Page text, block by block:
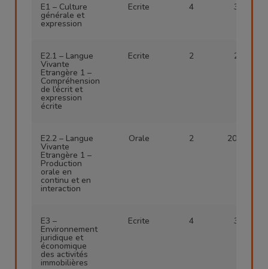
E1 – Culture
générale et
expression
Ecrite 4 3 h
E2.1 – Langue
Vivante
Etrangère 1 –
Compréhension
de l’écrit et
expression
écrite
Ecrite 2 2 h
E2.2 – Langue
Vivante
Etrangère 1 –
Production
orale en
continu et en
interaction
Orale 2 20 min
E3 –
Environnement
juridique et
économique
des activités
immobilières
Ecrite 4 3 h